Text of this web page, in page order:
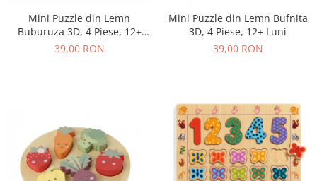
Mini Puzzle din Lemn
Buburuza 3D, 4 Piese, 12+
Luni
39,00 RON
Mini Puzzle din Lemn Bufnita
3D, 4 Piese, 12+ Luni
39,00 RON